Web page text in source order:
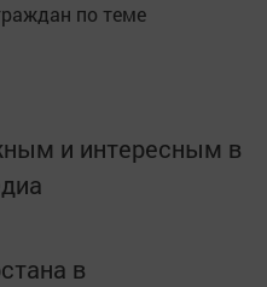
по теме
и интересным в
в